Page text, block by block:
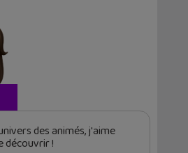
des animés, j'aime
découvrir !